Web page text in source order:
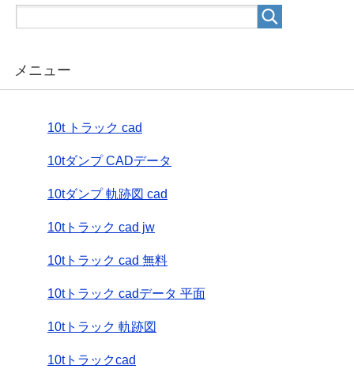
メニュー
10t トラック cad
10tダンプ CADデータ
10tダンプ 軌跡図 cad
10tトラック cad jw
10tトラック cad 無料
10tトラック cadデータ 平面
10tトラック 軌跡図
10tトラックcad